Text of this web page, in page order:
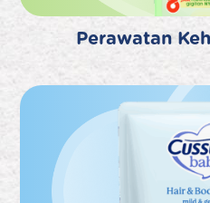
Perawatan